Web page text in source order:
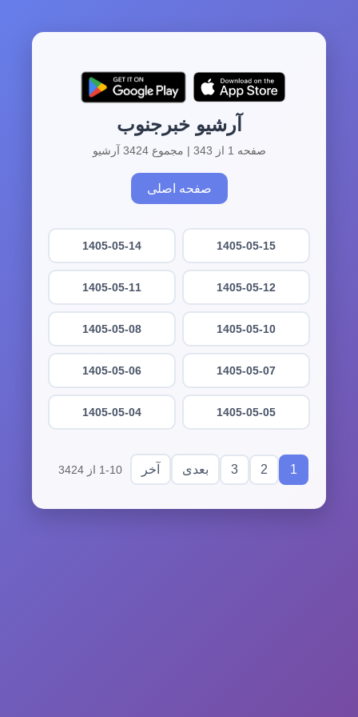
آرشیو خبرجنوب
صفحه 1 از 343 | مجموع 3424 آرشیو
صفحه اصلی
1405-05-15
1405-05-14
1405-05-12
1405-05-11
1405-05-10
1405-05-08
1405-05-07
1405-05-06
1405-05-05
1405-05-04
1
2
3 بعدی آخر 1-10 از 3424